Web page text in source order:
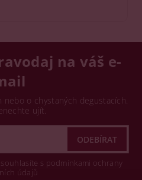
na váš e-
nebo o chystaných degustacích.
ujít.
s podmínkami ochrany
údajů